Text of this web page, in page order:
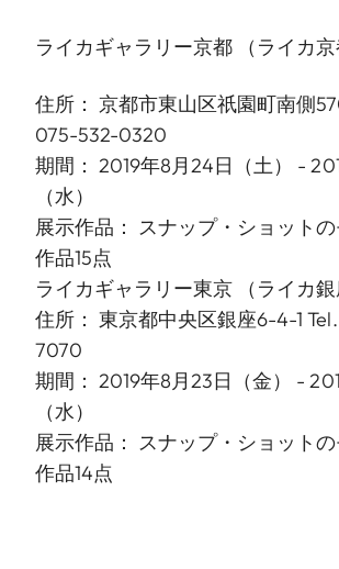
ライカギャラリー京都 （ライカ京
住所： 京都市東山区祇園町南側
075-532-0320
期間： 2019年8月24日（土） -
（水）
展示作品： スナップ・ショット
作品15点
ライカギャラリー東京 （ライカ
住所： 東京都中央区銀座6-4-1
7070
期間： 2019年8月23日（金） -
（水）
展示作品： スナップ・ショット
作品14点